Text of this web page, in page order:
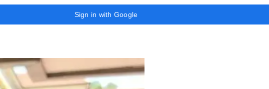
Sign in with Google